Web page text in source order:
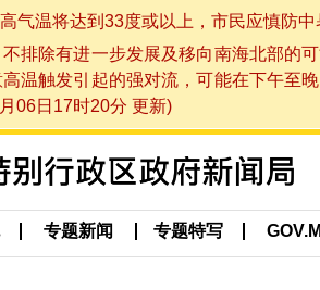
气温将达到33度或以上，市民应慎防
排除有进一步发展及移向南海北部的
温触发引起的强对流，可能在下午至
06日17时20分 更新)
专题新闻 专题特写